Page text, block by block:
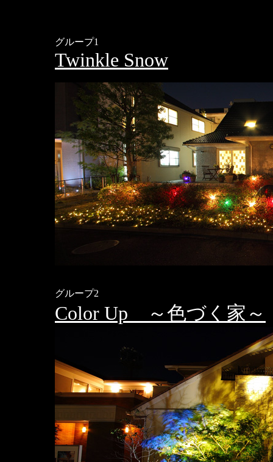
グループ1
Twinkle Snow
グループ2
Color Up ～色づく家～